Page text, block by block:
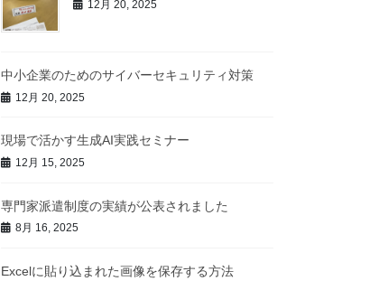
12月 20, 2025
中小企業のためのサイバーセキュリティ対策
12月 20, 2025
現場で活かす生成AI実践セミナー
12月 15, 2025
専門家派遣制度の実績が公表されました
8月 16, 2025
Excelに貼り込まれた画像を保存する方法